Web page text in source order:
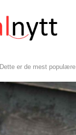
Dette er de mest